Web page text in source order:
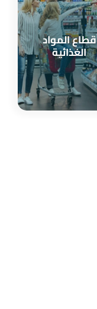
قطاع المواد
الغذائية